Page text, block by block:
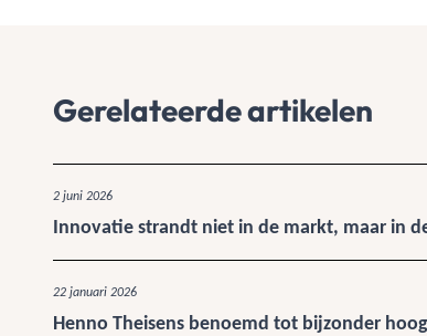
Gerelateerde artikelen
2 juni 2026
Innovatie strandt niet in de markt, maar in
22 januari 2026
Henno Theisens benoemd tot bijzonder